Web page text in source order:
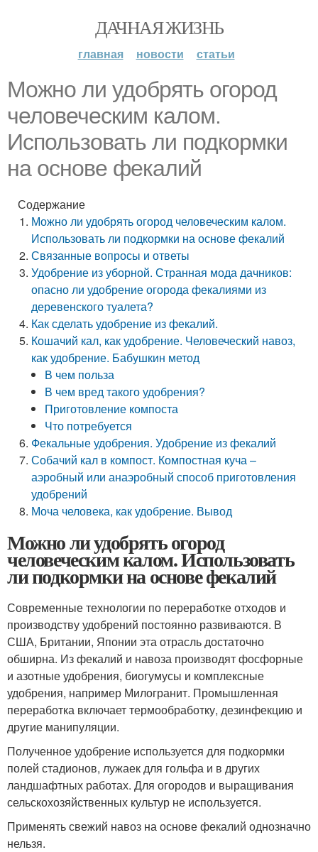
ДАЧНАЯ ЖИЗНЬ
главная новости статьи
Можно ли удобрять огород
человеческим калом.
Использовать ли подкормки
на основе фекалий
Содержание
Можно ли удобрять огород человеческим калом.
Использовать ли подкормки на основе фекалий
Связанные вопросы и ответы
Удобрение из уборной. Странная мода дачников:
опасно ли удобрение огорода фекалиями из
деревенского туалета?
Как сделать удобрение из фекалий.
Кошачий кал, как удобрение. Человеческий навоз,
как удобрение. Бабушкин метод
В чем польза
В чем вред такого удобрения?
Приготовление компоста
Что потребуется
Фекальные удобрения. Удобрение из фекалий
Собачий кал в компост. Компостная куча –
аэробный или анаэробный способ приготовления
удобрений
Моча человека, как удобрение. Вывод
Можно ли удобрять огород
человеческим калом. Использовать
ли подкормки на основе фекалий
Современные технологии по переработке отходов и
производству удобрений постоянно развиваются. В
США, Британии, Японии эта отрасль достаточно
обширна. Из фекалий и навоза производят фосфорные
и азотные удобрения, биогумусы и комплексные
удобрения, например Милогранит. Промышленная
переработка включает термообработку, дезинфекцию и
другие манипуляции.
Полученное удобрение используется для подкормки
полей стадионов, лужаек для гольфа и в других
ландшафтных работах. Для огородов и выращивания
сельскохозяйственных культур не используется.
Применять свежий навоз на основе фекалий однозначно
нельзя.